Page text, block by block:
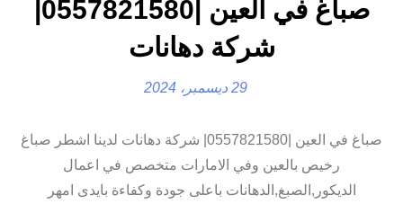
صباغ في العين |0557821580|
شركة دهانات
29 ديسمبر، 2024
صباغ في العين |0557821580| شركة دهانات لدينا اشطر صباغ
رخيص بالعين وفي الامارات متخصص في اعمال
الديكور,الصبغ,الدهانات باعلى جودة وكفاءة بايدى امهر